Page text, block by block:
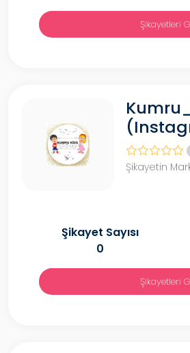
Şikayetleri
Şikayetin
Şikayet Sayısı
0
Şikayetleri